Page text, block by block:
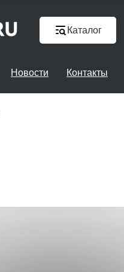
Каталог
Новости Контакты